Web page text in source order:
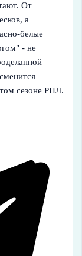
От
а
белые
- не
сезоне РПЛ.